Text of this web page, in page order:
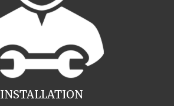
INSTALLATION